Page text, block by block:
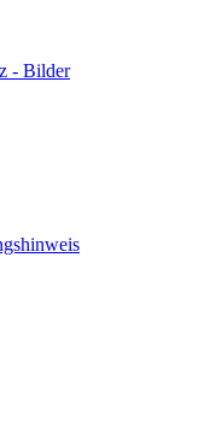
- Bilder